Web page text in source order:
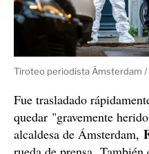
El periodista fue víctima
julio por la tarde en el
cuando abandonaba los
como experto en el
disparó cinco veces y uno
cabeza de Peter.